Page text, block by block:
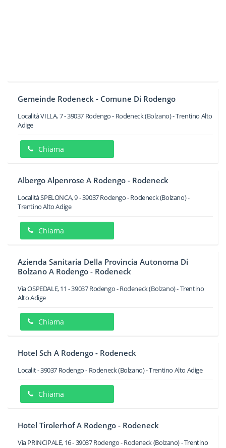
Gemeinde Rodeneck - Comune Di Rodengo
Località VILLA, 7-39037 Rodengo - Rodeneck(Bolzano) -Trentino Alto
Adige
Chiama
Albergo Alpenrose A Rodengo - Rodeneck
Località SPELONCA, 9-39037Rodengo - Rodeneck(Bolzano) -
Trentino Alto Adige
Chiama
Azienda Sanitaria Della Provincia Autonoma Di
Bolzano A Rodengo - Rodeneck
Via OSPEDALE, 11 -39037Rodengo - Rodeneck(Bolzano) -Trentino
Alto Adige
Chiama
Hotel Sch A Rodengo - Rodeneck
Localit-39037 Rodengo - Rodeneck(Bolzano) -Trentino Alto Adige
Chiama
Hotel Tirolerhof A Rodengo - Rodeneck
Via PRINCIPALE, 16-39037Rodengo - Rodeneck(Bolzano) -Trentino